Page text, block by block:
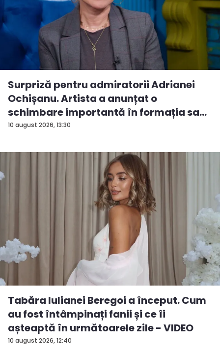
10 august 2026, 13:30
Surpriză pentru admiratorii Adrianei
Ochișanu. Artista a anunțat o
schimbare importantă în formația sa...
10 august 2026, 12:40
Tabăra Iulianei Beregoi a început. Cum
au fost întâmpinați fanii și ce îi
așteaptă în următoarele zile - VIDEO